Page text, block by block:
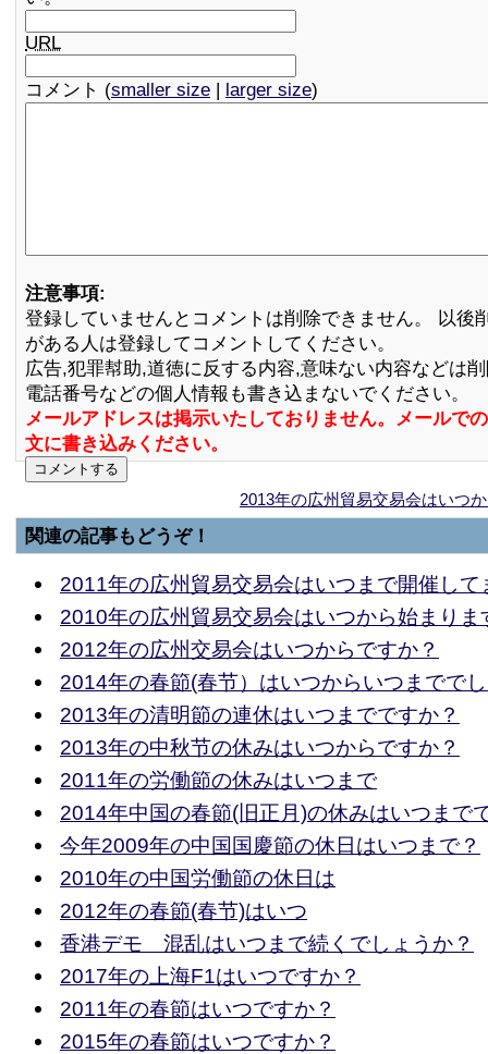
URL
コメント (smaller size | larger size)
注意事項:
登録していませんとコメントは削除できません。 以後
がある人は登録してコメントしてください。
広告,犯罪幇助,道徳に反する内容,意味ない内容などは
電話番号などの個人情報も書き込まないでください。
メールアドレスは掲示いたしておりません。メールで
文に書き込みください。
2013年の広州貿易交易会はいつ
関連の記事もどうぞ！
2011年の広州貿易交易会はいつまで開催して
2010年の広州貿易交易会はいつから始まりま
2012年の広州交易会はいつからですか？
2014年の春節(春节）はいつからいつまでで
2013年の清明節の連休はいつまでですか？
2013年の中秋节の休みはいつからですか？
2011年の労働節の休みはいつまで
2014年中国の春節(旧正月)の休みはいつまで
今年2009年の中国国慶節の休日はいつまで？
2010年の中国労働節の休日は
2012年の春節(春节)はいつ
香港デモ 混乱はいつまで続くでしょうか？
2017年の上海F1はいつですか？
2011年の春節はいつですか？
2015年の春節はいつですか？